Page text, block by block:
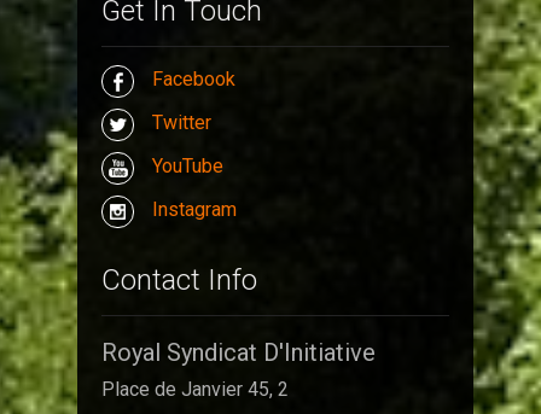
Get In Touch
Facebook
Twitter
YouTube
Instagram
Contact Info
Royal Syndicat D'Initiative
Place de Janvier 45, 2